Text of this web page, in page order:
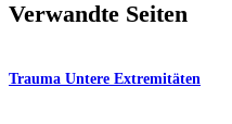
Verwandte Seiten
Trauma Untere Extremitäten